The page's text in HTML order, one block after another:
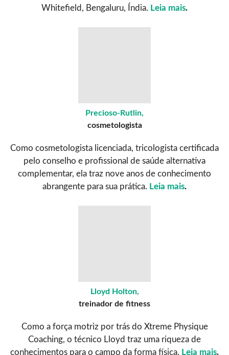
Whitefield, Bengaluru, Índia. Leia mais.
Precioso-Rutlin,
cosmetologista
Como cosmetologista licenciada, tricologista certificada
pelo conselho e profissional de saúde alternativa
complementar, ela traz nove anos de conhecimento
abrangente para sua prática. Leia mais.
Lloyd Holton,
treinador de fitness
Como a força motriz por trás do Xtreme Physique
Coaching, o técnico Lloyd traz uma riqueza de
conhecimentos para o campo da forma física. Leia mais.